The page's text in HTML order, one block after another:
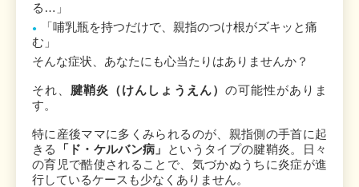
る…」
「哺乳瓶を持つだけで、親指のつけ根がズキッと痛
む」
そんな症状、あなたにも心当たりはありませんか？
それ、 腱鞘炎（けんしょうえん） の可能性がありま
す。
特に産後ママに多くみられるのが、親指側の手首に起
きる
「ド・ケルバン病」
というタイプの腱鞘炎。日々
の育児で酷使されることで、気づかぬうちに炎症が進
行しているケースも少なくありません。